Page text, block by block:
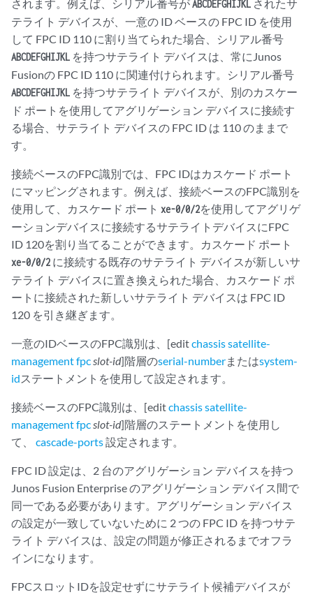
されます。例えば、シリアル番号がABCDEFGHIJKL されたサ
テライト デバイスが、一意の ID ベースの FPC ID を使用
して FPC ID 110 に割り当てられた場合、シリアル番号
ABCDEFGHIJKL を持つサテライト デバイスは、常にJunos
Fusionの FPC ID 110 に関連付けられます。シリアル番号
ABCDEFGHIJKL を持つサテライト デバイスが、別のカスケー
ド ポートを使用してアグリゲーション デバイスに接続す
る場合、サテライト デバイスの FPC ID は 110 のままで
す。
接続ベースのFPC識別では、FPC IDはカスケード ポート
にマッピングされます。例えば、接続ベースのFPC識別を
使用して、カスケード ポート xe-0/0/2を使用してアグリゲ
ーションデバイスに接続するサテライトデバイスにFPC
ID 120を割り当てることができます。カスケード ポート
xe-0/0/2 に接続する既存のサテライト デバイスが新しいサ
テライト デバイスに置き換えられた場合、カスケード ポ
ートに接続された新しいサテライト デバイスは FPC ID
120 を引き継ぎます。
一意のIDベースのFPC識別は、[editchassissatellite-
managementfpcslot-id]階層のserial-numberまたはsystem-
idステートメントを使用して設定されます。
接続ベースのFPC識別は、[editchassissatellite-
managementfpcslot-id]階層のステートメントを使用し
て、 cascade-ports設定されます。
FPC ID 設定は、2 台のアグリゲーション デバイスを持つ
Junos Fusion Enterprise のアグリゲーション デバイス間で
同一である必要があります。アグリゲーション デバイス
の設定が一致していないために 2 つの FPC ID を持つサテ
ライト デバイスは、設定の問題が修正されるまでオフラ
インになります。
FPCスロットIDを設定せずにサテライト候補デバイスが